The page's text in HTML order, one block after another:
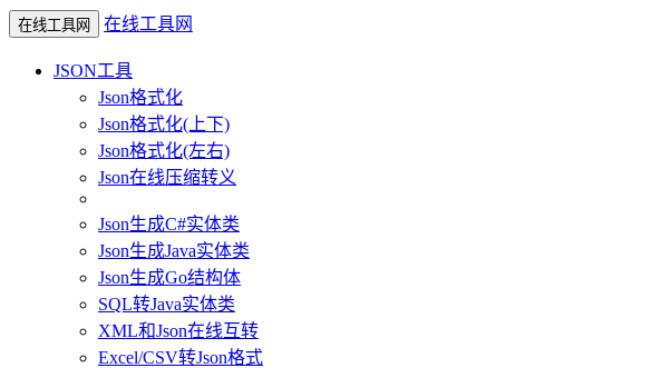
在线工具网 在线工具网
JSON工具
Json格式化
Json格式化(上下)
Json格式化(左右)
Json在线压缩转义
Json生成C#实体类
Json生成Java实体类
Json生成Go结构体
SQL转Java实体类
XML和Json在线互转
Excel/CSV转Json格式